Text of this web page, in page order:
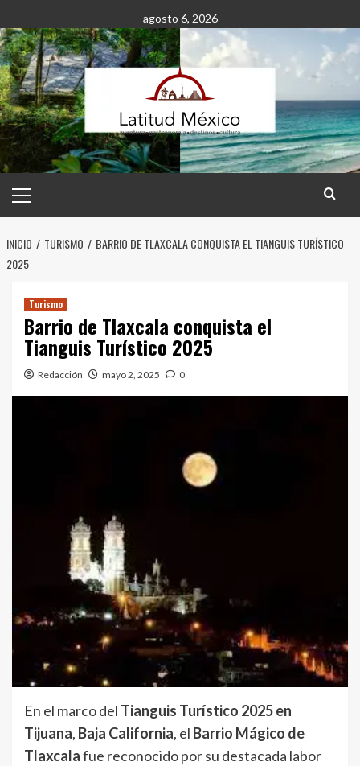
al
contenido
agosto 6, 2026
principal
INICIO TURISMO
BARRIO DE TLAXCALA CONQUISTA EL TIANGUIS TURÍSTICO
2025
Turismo
Barrio de Tlaxcala conquista el
Tianguis Turístico 2025
Redacción mayo 2, 2025 0
En el marco del Tianguis Turístico 2025 en
Tijuana, Baja California, el Barrio Mágico de
Tlaxcalafue reconocido por su destacada labor